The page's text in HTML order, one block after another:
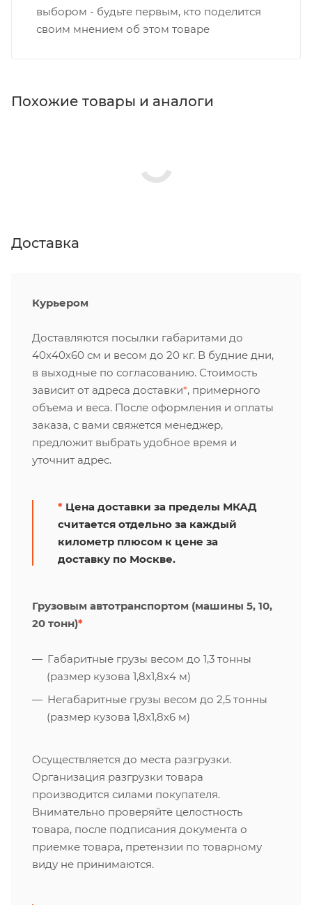
выбором - будьте первым, кто поделится
своим мнением об этом товаре
Похожие товары и аналоги
Доставка
Курьером
Доставляются посылки габаритами до
40х40х60 см и весом до 20 кг. В будние дни,
в выходные по согласованию. Стоимость
зависит от адреса доставки*, примерного
объема и веса. После оформления и оплаты
заказа, с вами свяжется менеджер,
предложит выбрать удобное время и
уточнит адрес.
* Цена доставки за пределы МКАД
считается отдельно за каждый
километр плюсом к цене за
доставку по Москве.
Грузовым автотранспортом (машины 5, 10,
20 тонн)*
Габаритные грузы весом до 1,3 тонны
(размер кузова 1,8х1,8х4 м)
Негабаритные грузы весом до 2,5 тонны
(размер кузова 1,8х1,8х6 м)
Осуществляется до места разгрузки.
Организация разгрузки товара
производится силами покупателя.
Внимательно проверяйте целостность
товара, после подписания документа о
приемке товара, претензии по товарному
виду не принимаются.